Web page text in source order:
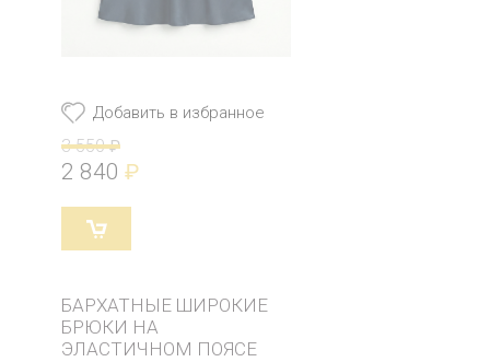
Добавить в избранное
3 550 ₽
2 840 ₽
БАРХАТНЫЕ ШИРОКИЕ
БРЮКИ НА
ЭЛАСТИЧНОМ ПОЯСЕ